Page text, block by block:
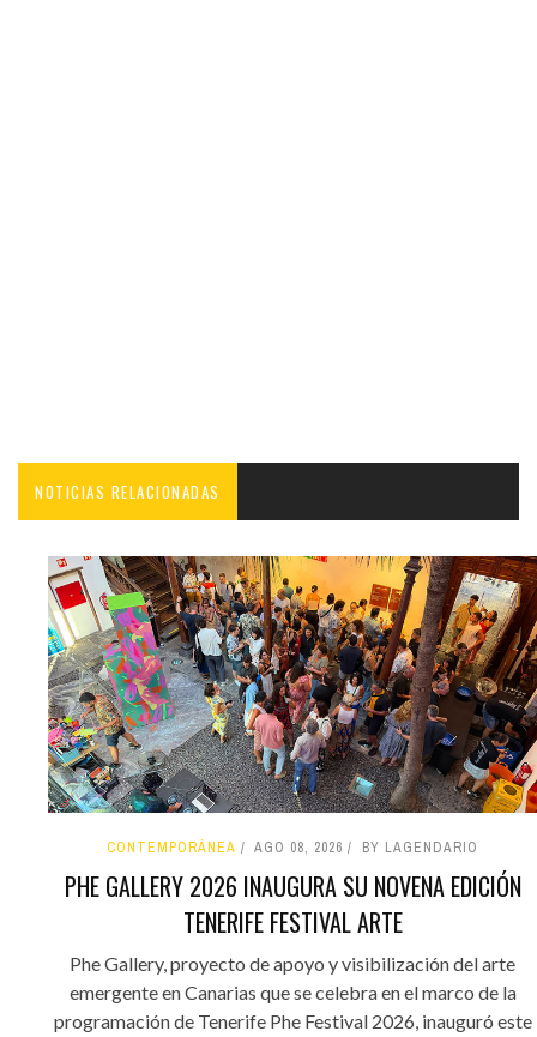
NOTICIAS RELACIONADAS
CONTEMPORÁNEA AGO 08, 2026 BY LAGENDARIO
PHE GALLERY 2026 INAUGURA SU NOVENA EDICIÓN
TENERIFE FESTIVAL ARTE
Phe Gallery, proyecto de apoyo y visibilización del arte
emergente en Canarias que se celebra en el marco de la
programación de Tenerife Phe Festival 2026, inauguró este